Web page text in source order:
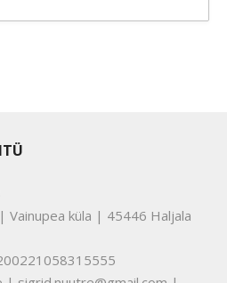
Vainupea küla | 45446 Haljala